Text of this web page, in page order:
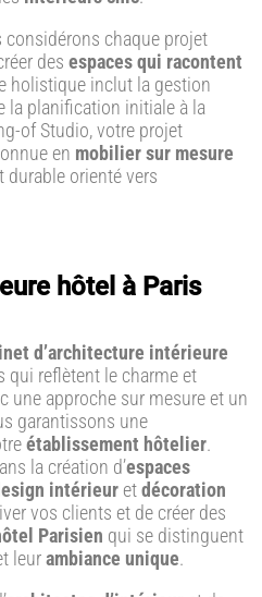
considérons chaque projet
des espaces qui racontent
holistique inclut la gestion
la planification initiale à la
of Studio, votre projet
en mobilier sur mesure
durable orienté vers
hôtel à Paris
d’architecture intérieure
qui reflètent le charme et
une approche sur mesure et un
garantissons une
établissement hôtelier.
la création d’espaces
intérieur etdécoration
vos clients et de créer des
Parisien qui se distinguent
leurambiance unique.